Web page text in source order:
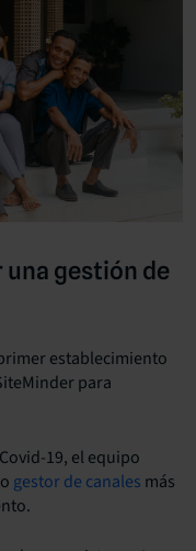
gestión de
establecimiento
para
19, el equipo
gestor de canales más